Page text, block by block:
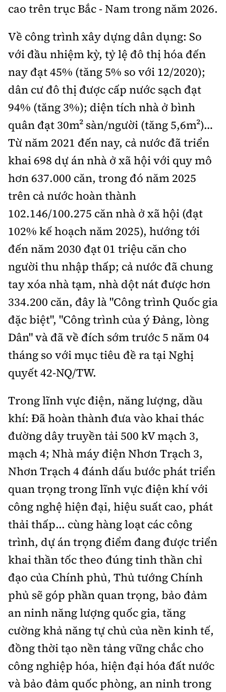
cao trên trục Bắc - Nam trong năm 2026.
Về công trình xây dựng dân dụng: So
với đầu nhiệm kỳ, tỷ lệ đô thị hóa đến
nay đạt 45% (tăng 5% so với 12/2020);
dân cư đô thị được cấp nước sạch đạt
94% (tăng 3%); diện tích nhà ở bình
quân đạt 30m² sàn/người (tăng 5,6m²)…
Từ năm 2021 đến nay, cả nước đã triển
khai 698 dự án nhà ở xã hội với quy mô
hơn 637.000 căn, trong đó năm 2025
trên cả nước hoàn thành
102.146/100.275 căn nhà ở xã hội (đạt
102% kế hoạch năm 2025), hướng tới
đến năm 2030 đạt 01 triệu căn cho
người thu nhập thấp; cả nước đã chung
tay xóa nhà tạm, nhà dột nát được hơn
334.200 căn, đây là "Công trình Quốc gia
đặc biệt", "Công trình của ý Đảng, lòng
Dân" và đã về đích sớm trước 5 năm 04
tháng so với mục tiêu đề ra tại Nghị
quyết 42-NQ/TW.
Trong lĩnh vực điện, năng lượng, dầu
khí: Đã hoàn thành đưa vào khai thác
đường dây truyền tải 500 kV mạch 3,
mạch 4; Nhà máy điện Nhơn Trạch 3,
Nhơn Trạch 4 đánh dấu bước phát triển
quan trọng trong lĩnh vực điện khí với
công nghệ hiện đại, hiệu suất cao, phát
thải thấp... cùng hàng loạt các công
trình, dự án trọng điểm đang được triển
khai thần tốc theo đúng tinh thần chỉ
đạo của Chính phủ, Thủ tướng Chính
phủ sẽ góp phần quan trọng, bảo đảm
an ninh năng lượng quốc gia, tăng
cường khả năng tự chủ của nền kinh tế,
đồng thời tạo nền tảng vững chắc cho
công nghiệp hóa, hiện đại hóa đất nước
và bảo đảm quốc phòng, an ninh trong